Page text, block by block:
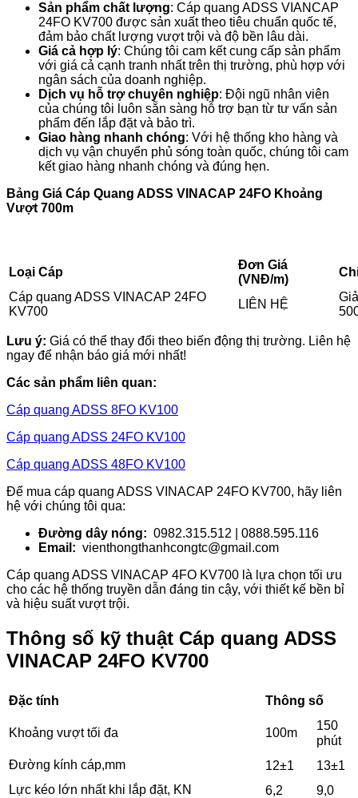
Sản phẩm chất lượng: Cáp quang ADSS VIANCAP
24FO KV700 được sản xuất theo tiêu chuẩn quốc tế,
đảm bảo chất lượng vượt trội và độ bền lâu dài.
Giá cả hợp lý: Chúng tôi cam kết cung cấp sản phẩm
với giá cả cạnh tranh nhất trên thị trường, phù hợp với
ngân sách của doanh nghiệp.
Dịch vụ hỗ trợ chuyên nghiệp: Đội ngũ nhân viên
của chúng tôi luôn sẵn sàng hỗ trợ bạn từ tư vấn sản
phẩm đến lắp đặt và bảo trì.
Giao hàng nhanh chóng: Với hệ thống kho hàng và
dịch vụ vận chuyển phủ sóng toàn quốc, chúng tôi cam
kết giao hàng nhanh chóng và đúng hẹn.
Bảng Giá Cáp Quang ADSS VINACAP 24FO Khoảng
Vượt 700m
Loại Cáp
Đơn Giá
(VNĐ/m)
Cáp quang ADSS VINACAP 24FO
KV700
LIÊN HỆ
Lưu ý: Giá có thể thay đổi theo biến động thị trường. Liên hệ
ngay để nhận báo giá mới nhất!
Các sản phẩm liên quan:
Cáp quang ADSS 8FO KV100
Cáp quang ADSS 24FO KV100
Cáp quang ADSS 48FO KV100
Để mua cáp quang ADSS VINACAP 24FO KV700, hãy liên
hệ với chúng tôi qua:
Đường dây nóng: 0982.315.512 | 0888.595.116
Email: vienthongthanhcongtc@gmail.com
Cáp quang ADSS VINACAP 4FO KV700 là lựa chọn tối ưu
cho các hệ thống truyền dẫn đáng tin cậy, với thiết kế bền bỉ
và hiệu suất vượt trội.
Thông số kỹ thuật Cáp quang ADSS
VINACAP 24FO KV700
Đặc tính Thông số
Khoảng vượt tối đa 100m
150
phút
Đường kính cáp,mm
12±1
13±1
Lực kéo lớn nhất khi lắp đặt, KN
6,2
9,0